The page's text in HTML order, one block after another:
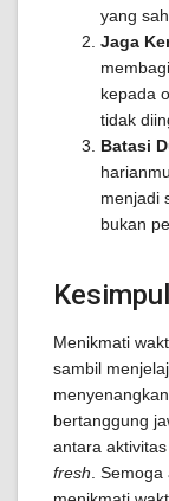
yang
Jaga
kepada
tidak
Batasi
menjadi
bukan
Menikmati
sambil
bertanggung
antara
fresh .